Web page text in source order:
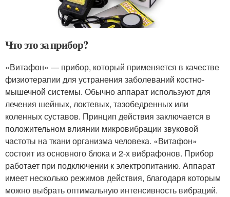
Что это за прибор?
«Витафон» — прибор, который применяется в качестве
физиотерапии для устранения заболеваний костно-
мышечной системы. Обычно аппарат используют для
лечения шейных, локтевых, тазобедренных или
коленных суставов. Принцип действия заключается в
положительном влиянии микровибрации звуковой
частоты на ткани организма человека. «Витафон»
состоит из основного блока и 2-х вибрафонов. Прибор
работает при подключении к электропитанию. Аппарат
имеет несколько режимов действия, благодаря которым
можно выбрать оптимальную интенсивность вибраций.